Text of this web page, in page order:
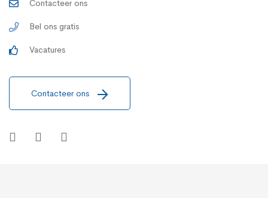
Contacteer ons
Bel ons gratis
Vacatures
Contacteer ons